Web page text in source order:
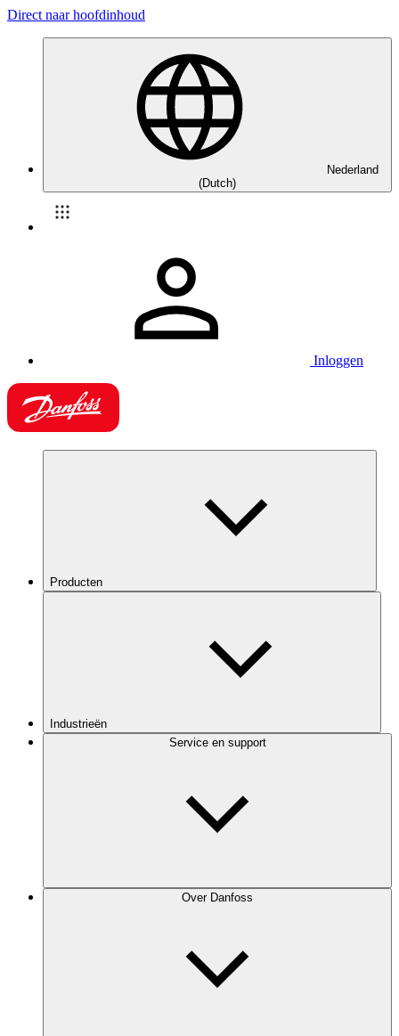
Direct naar hoofdinhoud
Nederland
(Dutch)
Inloggen
Producten
Industrieën
Service en support
Over Danfoss